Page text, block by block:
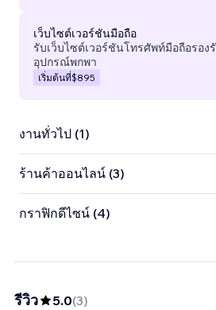
เว็บไซต์เวอร์ชันมือถือ
รับเว็บไซต์เวอร์ชันโทรศัพท์มือถือรอง
อุปกรณ์พกพา
เริ่มต้นที่$895
งานทั่วไป (1)
ร้านค้าออนไลน์ (3)
กราฟิกดีไซน์ (4)
รีวิว 5.0(3)